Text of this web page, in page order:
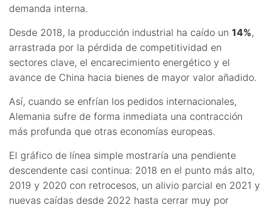
demanda interna.
Desde 2018, la producción industrial ha caído un 14%,
arrastrada por la pérdida de competitividad en
sectores clave, el encarecimiento energético y el
avance de China hacia bienes de mayor valor añadido.
Así, cuando se enfrían los pedidos internacionales,
Alemania sufre de forma inmediata una contracción
más profunda que otras economías europeas.
El gráfico de línea simple mostraría una pendiente
descendente casi continua: 2018 en el punto más alto,
2019 y 2020 con retrocesos, un alivio parcial en 2021 y
nuevas caídas desde 2022 hasta cerrar muy por